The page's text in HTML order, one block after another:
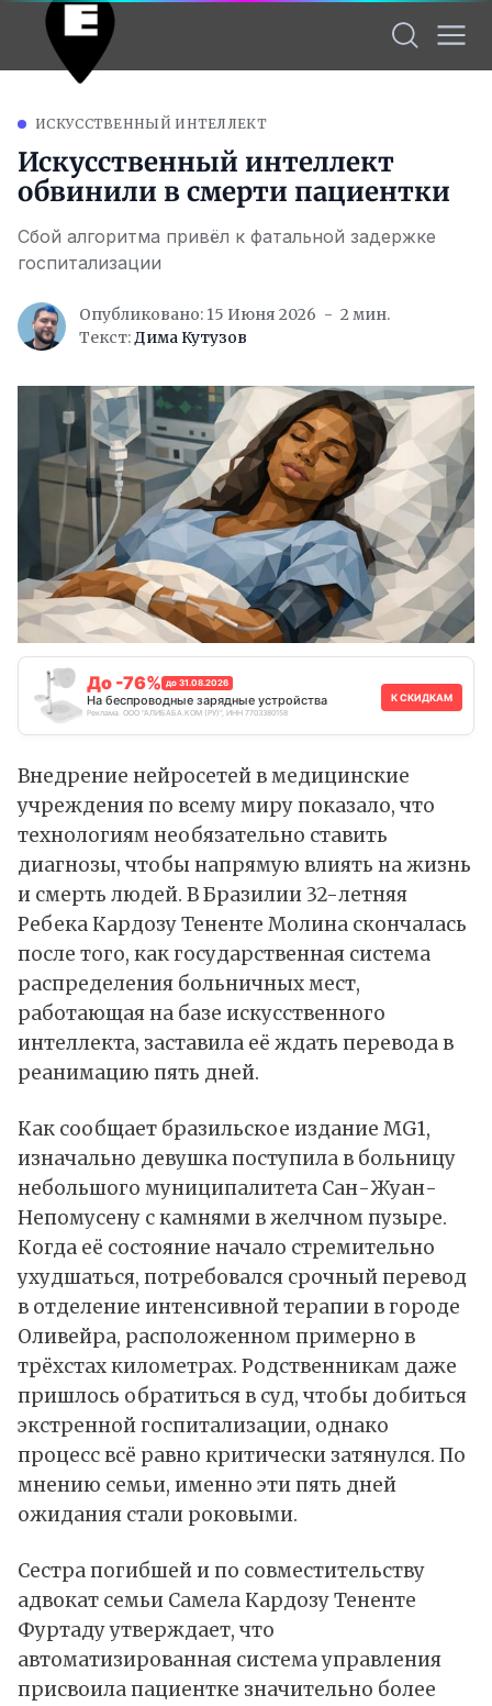
ИСКУССТВЕННЫЙ ИНТЕЛЛЕКТ
Искусственный интеллект
обвинили в смерти пациентки
Сбой алгоритма привёл к фатальной задержке
госпитализации
Опубликовано: 15 Июня 2026
2 мин.
Текст:Дима Кутузов
До -76% до 31.08.2026
На беспроводные зарядные устройства
Реклама. ООО "АЛИБАБА.КОМ (РУ)", ИНН 7703380158
К СКИДКАМ
Внедрение нейросетей в медицинские
учреждения по всему миру показало, что
технологиям необязательно ставить
диагнозы, чтобы напрямую влиять на жизнь
и смерть людей. В Бразилии 32-летняя
Ребека Кардозу Тененте Молина скончалась
после того, как государственная система
распределения больничных мест,
работающая на базе искусственного
интеллекта, заставила её ждать перевода в
реанимацию пять дней.
Как сообщает бразильское издание MG1,
изначально девушка поступила в больницу
небольшого муниципалитета Сан-Жуан-
Непомусену с камнями в желчном пузыре.
Когда её состояние начало стремительно
ухудшаться, потребовался срочный перевод
в отделение интенсивной терапии в городе
Оливейра, расположенном примерно в
трёхстах километрах. Родственникам даже
пришлось обратиться в суд, чтобы добиться
экстренной госпитализации, однако
процесс всё равно критически затянулся. По
мнению семьи, именно эти пять дней
ожидания стали роковыми.
Сестра погибшей и по совместительству
адвокат семьи Самела Кардозу Тененте
Фуртаду утверждает, что
автоматизированная система управления
присвоила пациентке значительно более